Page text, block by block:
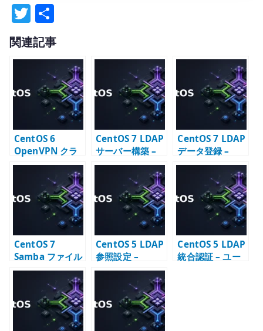
T
w
it
te
r
有
関連記事
CentOS 6
OpenVPN クラ
イアント設定 –
証明書配置と接
CentOS 7 LDAP
サーバー構築 –
OpenLDAP の初
期設定と TLS
CentOS 7 LDAP
データ登録 –
base / group /
user の LDIF 例
CentOS 7
Samba ファイル
サーバー構築 –
LDAP passdb
と共有設定
CentOS 5 LDAP
参照設定 –
setup コマンド
で LDAP クライ
アントを構成す
る
CentOS 5 LDAP
統合認証 – ユー